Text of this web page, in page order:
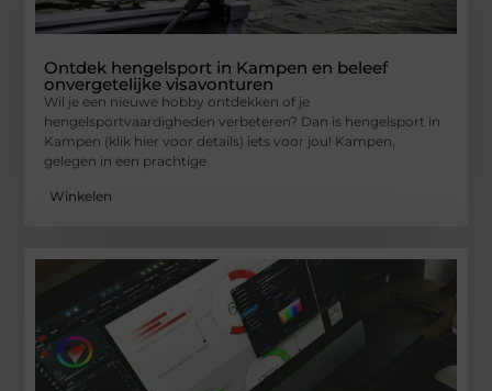
Ontdek hengelsport in Kampen en beleef
onvergetelijke visavonturen
Wil je een nieuwe hobby ontdekken of je
hengelsportvaardigheden verbeteren? Dan is hengelsport in
Kampen (klik hier voor details) iets voor jou! Kampen,
gelegen in een prachtige
Winkelen